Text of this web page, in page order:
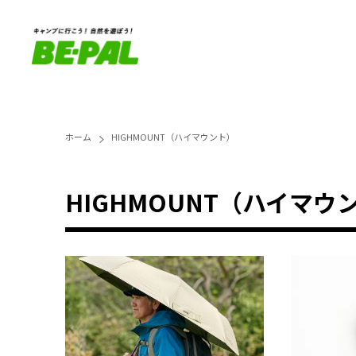
ホーム HIGHMOUNT（ハイマウント）
HIGHMOUNT（ハイマウ